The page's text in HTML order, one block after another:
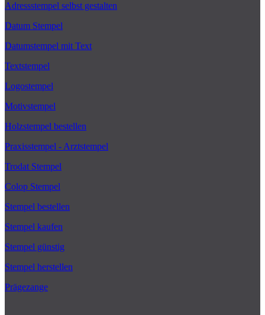
Adressstempel selbst gestalten
Datum Stempel
Datumstempel mit Text
Textstempel
Logostempel
Motivstempel
Holzstempel bestellen
Praxisstempel - Arztstempel
Trodat Stempel
Colop Stempel
Stempel bestellen
Stempel kaufen
Stempel günstig
Stempel herstellen
Prägezange